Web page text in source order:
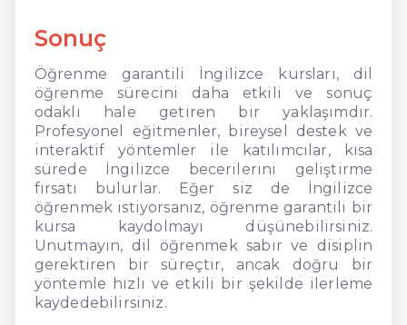
Sonuç
Öğrenme garantili İngilizce kursları, dil
öğrenme sürecini daha etkili ve sonuç
odaklı hale getiren bir yaklaşımdır.
Profesyonel eğitmenler, bireysel destek ve
interaktif yöntemler ile katılımcılar, kısa
sürede İngilizce becerilerini geliştirme
fırsatı bulurlar. Eğer siz de İngilizce
öğrenmek istiyorsanız, öğrenme garantili bir
kursa kaydolmayı düşünebilirsiniz.
Unutmayın, dil öğrenmek sabır ve disiplin
gerektiren bir süreçtir, ancak doğru bir
yöntemle hızlı ve etkili bir şekilde ilerleme
kaydedebilirsiniz.